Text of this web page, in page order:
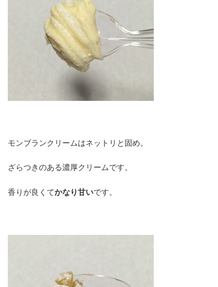
モンブランクリームはネットリと固め。
ざらつきのある濃厚クリームです。
香りが良くてかなり甘いです。